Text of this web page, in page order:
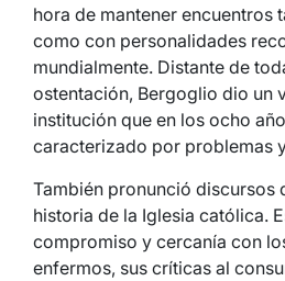
hora de mantener encuentros
como con personalidades
mundialmente. Distante de
ostentación, Bergoglio dio un
institución que en los ocho
caracterizado por problemas
También pronunció discursos
historia de la Iglesia católica.
compromiso y cercanía con
enfermos, sus críticas al